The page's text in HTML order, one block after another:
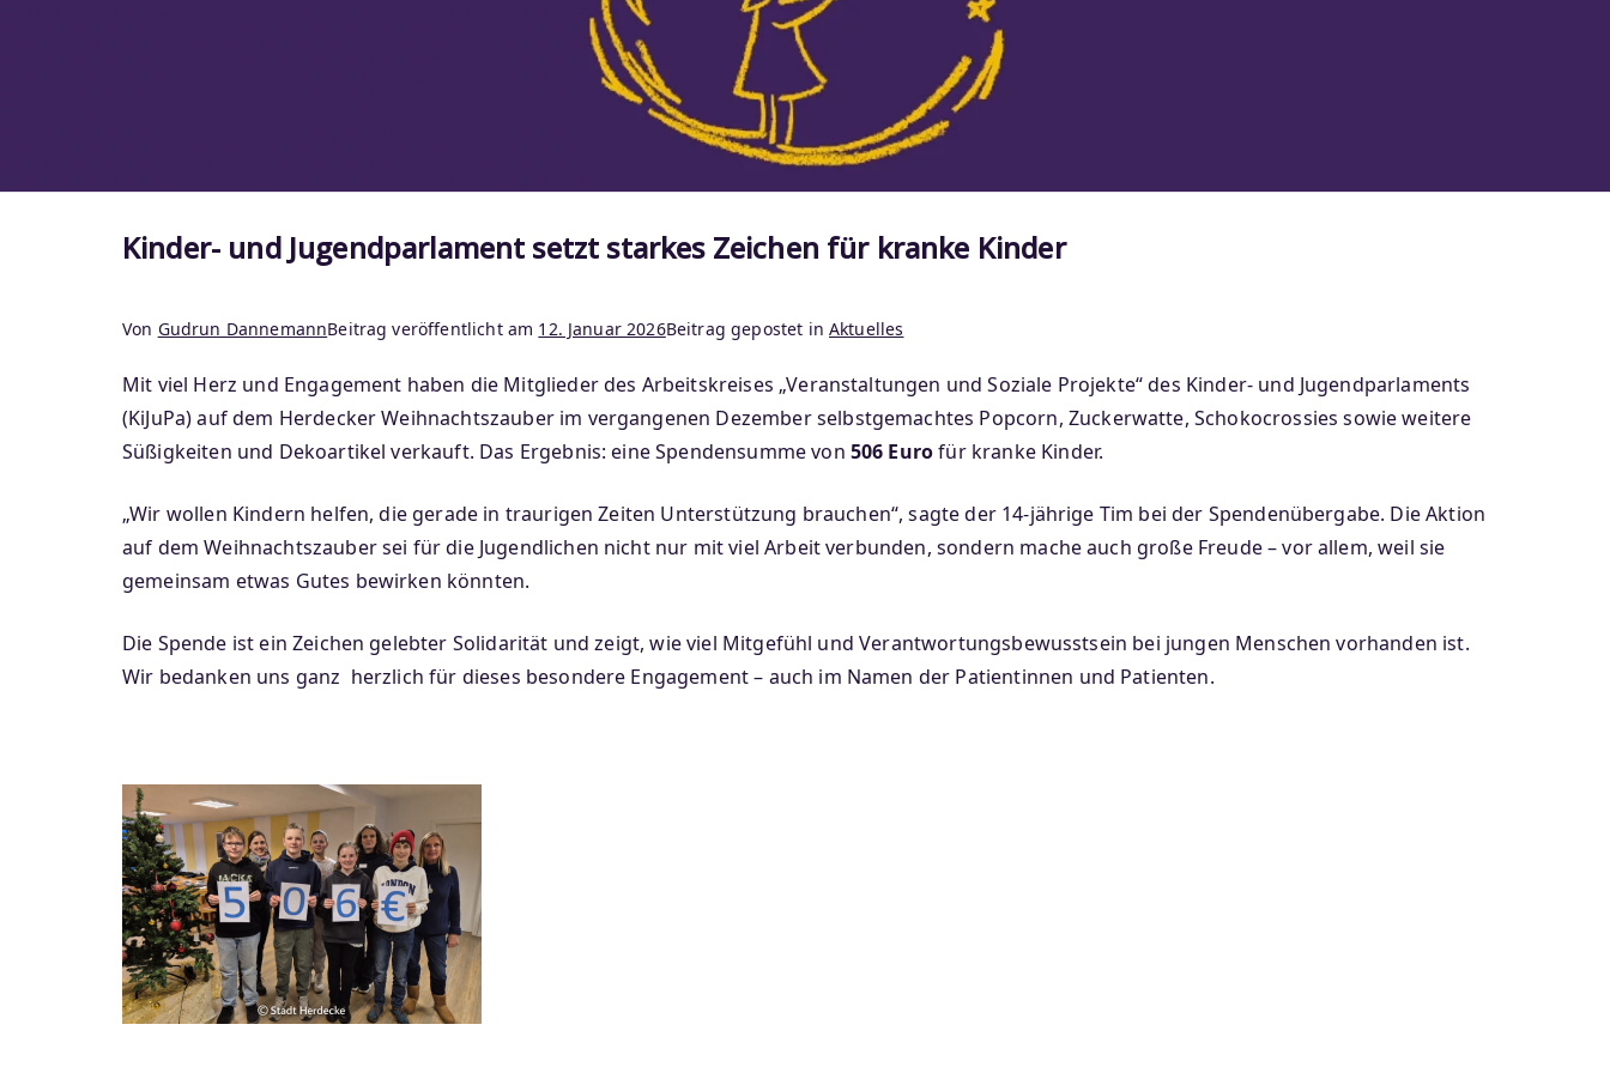
Kinder- und Jugendparlament setzt starkes Zeichen für kranke Kinder
Von Gudrun DannemannBeitrag veröffentlicht am 12. Januar 2026Beitrag gepostet in Aktuelles
Mit viel Herz und Engagement haben die Mitglieder des Arbeitskreises „Veranstaltungen und Soziale Projekte“ des Kinder- und Jugendparlaments
(KiJuPa) auf dem Herdecker Weihnachtszauber im vergangenen Dezember selbstgemachtes Popcorn, Zuckerwatte, Schokocrossies sowie weitere
Süßigkeiten und Dekoartikel verkauft. Das Ergebnis: eine Spendensumme von 506 Eurofür kranke Kinder.
„Wir wollen Kindern helfen, die gerade in traurigen Zeiten Unterstützung brauchen“, sagte der 14-jährige Tim bei der Spendenübergabe. Die Aktion
auf dem Weihnachtszauber sei für die Jugendlichen nicht nur mit viel Arbeit verbunden, sondern mache auch große Freude – vor allem, weil sie
gemeinsam etwas Gutes bewirken könnten.
Die Spende ist ein Zeichen gelebter Solidarität und zeigt, wie viel Mitgefühl und Verantwortungsbewusstsein bei jungen Menschen vorhanden ist.
Wir bedanken uns ganz herzlich für dieses besondere Engagement – auch im Namen der Patientinnen und Patienten.